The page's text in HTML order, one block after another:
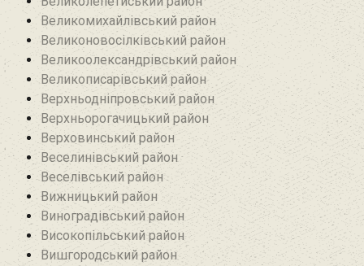
Великомихайлівський район‎
Великоновосілківський район‎
Великоолександрівський район
Великописарівський район
Верхньодніпровський район
Верхньорогачицький район
Верховинський район
Веселинівський район‎
Веселівський район‎
Вижницький район
Виноградівський район
Високопільський район
Вишгородський район